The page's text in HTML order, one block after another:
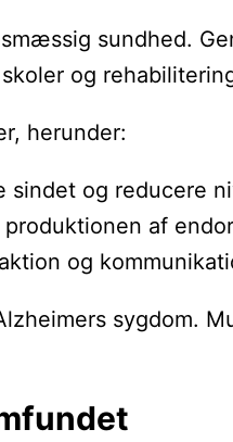
sundhed.
og
herunder:
og reducere
af
og
sygdom.